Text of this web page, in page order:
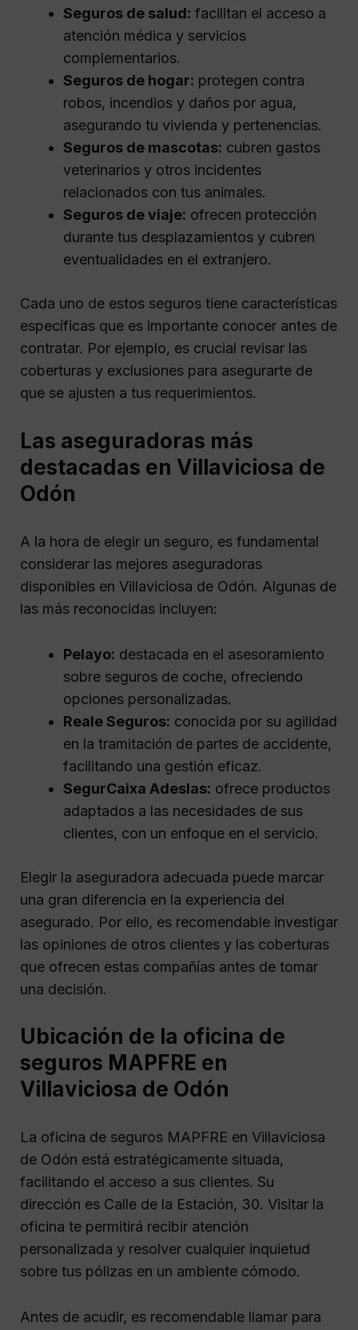
Seguros de salud: facilitan el acceso a
atención médica y servicios
complementarios.
Seguros de hogar: protegen contra
robos, incendios y daños por agua,
asegurando tu vivienda y pertenencias.
Seguros de mascotas: cubren gastos
veterinarios y otros incidentes
relacionados con tus animales.
Seguros de viaje: ofrecen protección
durante tus desplazamientos y cubren
eventualidades en el extranjero.
Cada uno de estos seguros tiene características
específicas que es importante conocer antes de
contratar. Por ejemplo, es crucial revisar las
coberturas y exclusiones para asegurarte de
que se ajusten a tus requerimientos.
Las aseguradoras más
destacadas en Villaviciosa de
Odón
A la hora de elegir un seguro, es fundamental
considerar las mejores aseguradoras
disponibles en Villaviciosa de Odón. Algunas de
las más reconocidas incluyen:
Pelayo: destacada en el asesoramiento
sobre seguros de coche, ofreciendo
opciones personalizadas.
Reale Seguros: conocida por su agilidad
en la tramitación de partes de accidente,
facilitando una gestión eficaz.
SegurCaixa Adeslas: ofrece productos
adaptados a las necesidades de sus
clientes, con un enfoque en el servicio.
Elegir la aseguradora adecuada puede marcar
una gran diferencia en la experiencia del
asegurado. Por ello, es recomendable investigar
las opiniones de otros clientes y las coberturas
que ofrecen estas compañías antes de tomar
una decisión.
Ubicación de la oficina de
seguros MAPFRE en
Villaviciosa de Odón
La oficina de seguros MAPFRE en Villaviciosa
de Odón está estratégicamente situada,
facilitando el acceso a sus clientes. Su
dirección es Calle de la Estación, 30. Visitar la
oficina te permitirá recibir atención
personalizada y resolver cualquier inquietud
sobre tus pólizas en un ambiente cómodo.
Antes de acudir, es recomendable llamar para